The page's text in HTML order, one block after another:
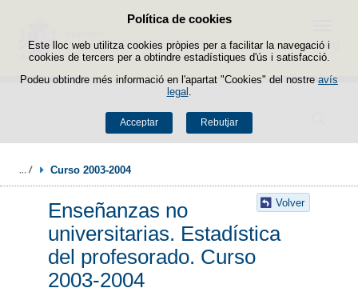
Política de cookies
Este lloc web utilitza cookies pròpies per a facilitar la navegació i
cookies de tercers per a obtindre estadístiques d'ús i satisfacció.
Podeu obtindre més informació en l'apartat "Cookies" del nostre avís
legal
Acceptar Rebutjar
Passar al contingut
Buscador
Menú
Curso 2003-2004
Volver
Enseñanzas no
universitarias. Estadística
del profesorado. Curso
2003-2004